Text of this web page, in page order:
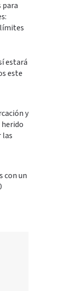
para
estará
este
y
las
con un